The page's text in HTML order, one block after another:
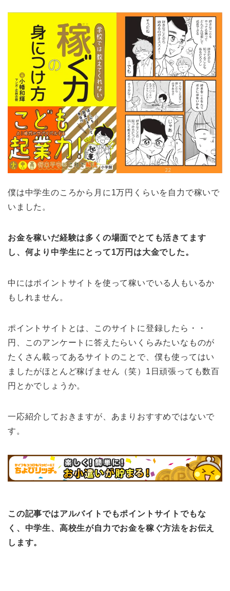
僕は中学生のころから月に1万円くらいを自力で稼いで
いました。
お金を稼いだ経験は多くの場面でとても活きてます
し、何より中学生にとって1万円は大金でした。
中にはポイントサイトを使って稼いでいる人もいるか
もしれません。
ポイントサイトとは、このサイトに登録したら・・
円、このアンケートに答えたらいくらみたいなものが
たくさん載ってあるサイトのことで、僕も使ってはい
ましたがほとんど稼げません（笑）1日頑張っても数百
円とかでしょうか。
一応紹介しておきますが、あまりおすすめではないで
す。
この記事ではアルバイトでもポイントサイトでもな
く、中学生、高校生が自力でお金を稼ぐ方法をお伝え
します。